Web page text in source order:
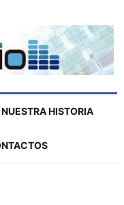
NUESTRA HISTORIA